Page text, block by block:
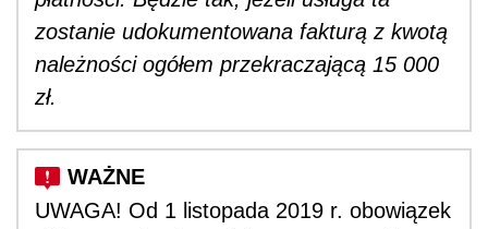
zostanie udokumentowana fakturą z kwotą
należności ogółem przekraczającą 15 000
zł.
UWAGA! Od 1 listopada 2019 r. obowiązek